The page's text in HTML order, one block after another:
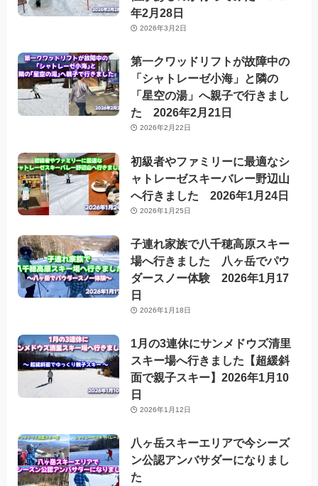
年2月28日
2026年3月2日
第一クワッドリフトが故障中の
「シャトレーゼ小海」と隣の
「星空の湯」へ親子で行きまし
た 2026年2月21日
2026年2月22日
初級者やファミリーに最適なシ
ャトレーゼスキーバレー野辺山
へ行きました 2026年1月24日
2026年1月25日
子連れ家族で八千穂高原スキー
場へ行きました 八ヶ岳でパウ
ダースノー体験 2026年1月17
日
2026年1月18日
1月の3連休にサンメドウズ清里
スキー場へ行きました【超緩斜
面で親子スキー】2026年1月10
日
2026年1月12日
八ヶ岳スキーエリアで今シーズ
ン公認アンバサダーになりまし
た